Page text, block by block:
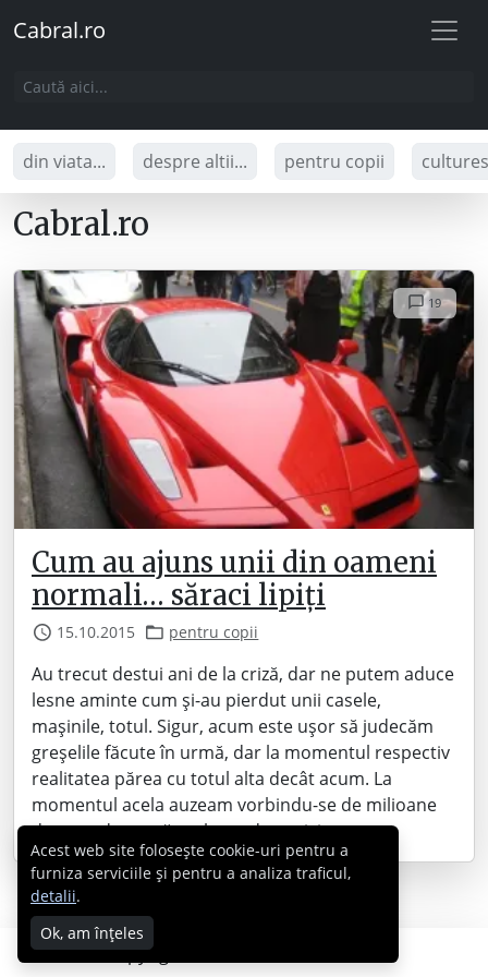
Cabral.ro
din viata... despre altii... pentru copii
Cabral.ro
19
Cum au ajuns unii din oameni
normali… săraci lipiți
15.10.2015 pentru copii
Au trecut destui ani de la criză, dar ne putem aduce
lesne aminte cum și-au pierdut unii casele,
mașinile, totul. Sigur, acum este ușor să judecăm
greșelile făcute în urmă, dar la momentul respectiv
realitatea părea cu totul alta decât acum. La
momentul acela auzeam vorbindu-se de milioane
de euro de parcă vorbeau de purici, nu…
Copyright © 2007 - 2026 Cabral.ro
Acest web site folosește cookie-uri pentru a
furniza serviciile și pentru a analiza traficul,
detalii.
Ok, am înțeles